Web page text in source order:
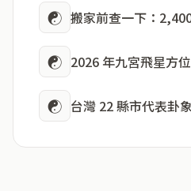
☯ 搬家前查一下：
☯ 2026 年九宮飛星方
☯ 台灣 22 縣市代表卦